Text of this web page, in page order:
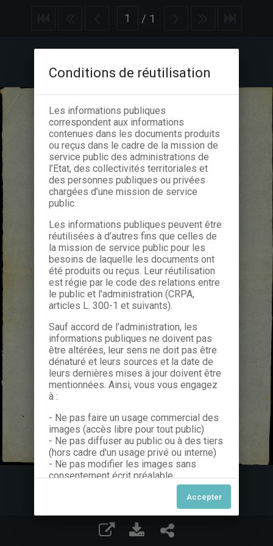
/ 1
Conditions de réutilisation
Les informations publiques
correspondent aux informations
contenues dans les documents produits
ou reçus dans le cadre de la mission de
service public des administrations de
l’Etat, des collectivités territoriales et
des personnes publiques ou privées
chargées d’une mission de service
public.
Les informations publiques peuvent être
réutilisées à d’autres fins que celles de
la mission de service public pour les
besoins de laquelle les documents ont
été produits ou reçus. Leur réutilisation
est régie par le code des relations entre
le public et l'administration (CRPA,
articles L. 300-1 et suivants).
Sauf accord de l’administration, les
informations publiques ne doivent pas
être altérées, leur sens ne doit pas être
dénaturé et leurs sources et la date de
leurs dernières mises à jour doivent être
mentionnées. Ainsi, vous vous engagez
à :
- Ne pas faire un usage commercial des
images (accès libre pour tout public)
- Ne pas diffuser au public ou à des tiers
(hors cadre d'un usage privé ou interne)
- Ne pas modifier les images sans
consentement écrit préalable
Dans le cas contraire, nous vous invitons
à nous contacter afin de solliciter le type
de Licence souhaitée parmi celles
proposées et le cas échéant, acquitter